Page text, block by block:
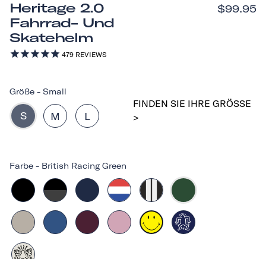
Heritage 2.0
Fahrrad- Und
Skatehelm
479 REVIEWS
$99.95
Farbe - British Racing Green
Größe - Small
S M L
FINDEN SIE IHRE GRÖSSE >